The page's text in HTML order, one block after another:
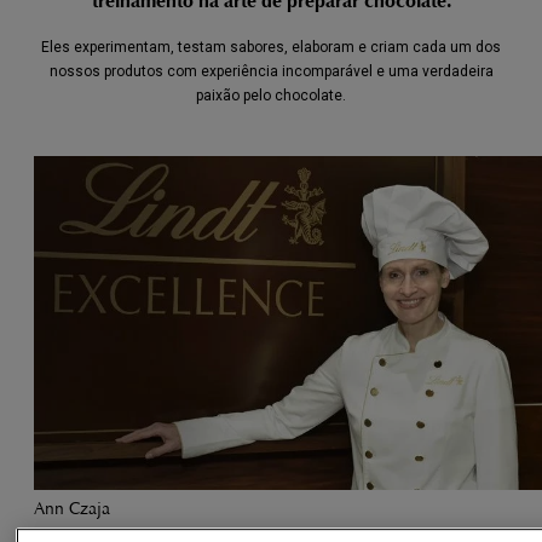
Eles experimentam, testam sabores, elaboram e criam cada um dos
nossos produtos com experiência incomparável e uma verdadeira
paixão pelo chocolate.
Ann Czaja